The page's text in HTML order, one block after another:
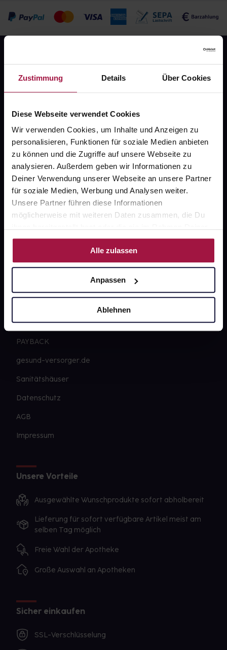
Zustimmung Details Über Cookies
Diese Webseite verwendet Cookies
Wir verwenden Cookies, um Inhalte und Anzeigen zu
personalisieren, Funktionen für soziale Medien anbieten
zu können und die Zugriffe auf unsere Webseite zu
analysieren. Außerdem geben wir Informationen zu
Deiner Verwendung unserer Webseite an unsere Partner
für soziale Medien, Werbung und Analysen weiter.
Unsere Partner führen diese Informationen
möglicherweise mit weiteren Daten zusammen, die Du
Nutzung der Dienste gesammelt haben.
Alle zulassen
Anpassen
Ablehnen
Fragen zu Deiner Bestellung?
FAQ
Über uns
Barrierefreiheitserklärung
PAYBACK
gesund-versorger.de
Sanitätshäuser
Datenschutz
AGB
Impressum
Unsere Vorteile
Ausgewählte Wunschprodukte sofort abholbereit
Lieferung für sofort verfügbare Artikel meist am
selben Tag möglich
Freie Wahl der Apotheke
Große Auswahl an Apotheken
Sicher einkaufen
SSL-Verschlüsselung